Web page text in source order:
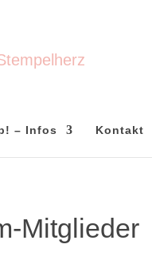
– Infos Kontakt
Mitglieder